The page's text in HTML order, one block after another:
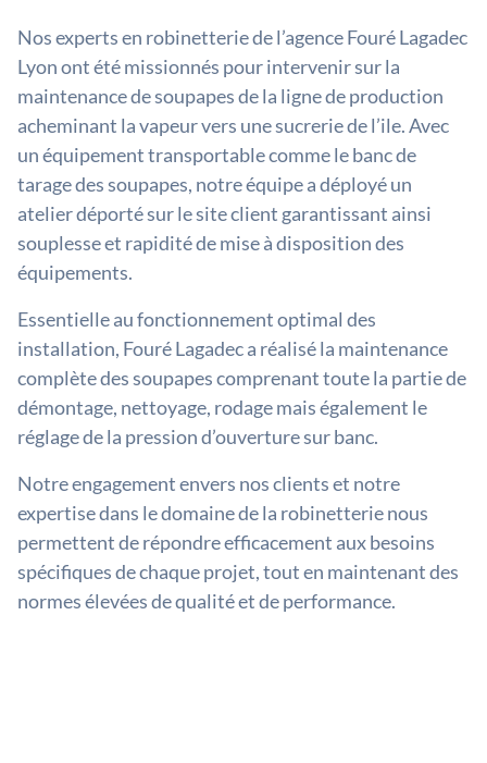
Nos experts en robinetterie de l’agence Fouré Lagadec
Lyon ont été missionnés pour intervenir sur la
maintenance de soupapes de la ligne de production
acheminant la vapeur vers une sucrerie de l’ile. Avec
un équipement transportable comme le banc de
tarage des soupapes, notre équipe a déployé un
atelier déporté sur le site client garantissant ainsi
souplesse et rapidité de mise à disposition des
équipements.
Essentielle au fonctionnement optimal des
installation, Fouré Lagadec a réalisé la maintenance
complète des soupapes comprenant toute la partie de
démontage, nettoyage, rodage mais également le
réglage de la pression d’ouverture sur banc.
Notre engagement envers nos clients et notre
expertise dans le domaine de la robinetterie nous
permettent de répondre efficacement aux besoins
spécifiques de chaque projet, tout en maintenant des
normes élevées de qualité et de performance.